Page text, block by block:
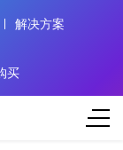
解决方案
买